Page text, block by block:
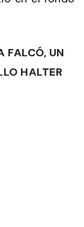
FALCÓ, UN
HALTER